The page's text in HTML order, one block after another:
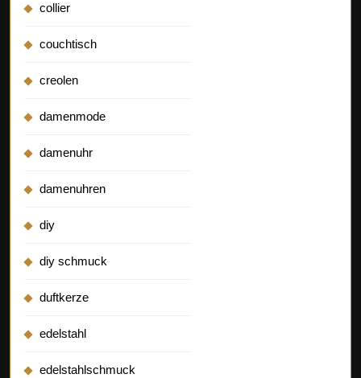
collier
couchtisch
creolen
damenmode
damenuhr
damenuhren
diy
diy schmuck
duftkerze
edelstahl
edelstahlschmuck